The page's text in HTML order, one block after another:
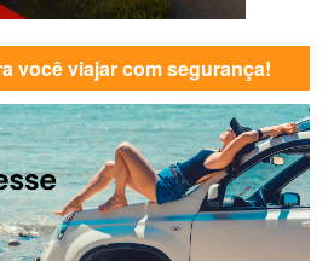
você viajar com segurança!